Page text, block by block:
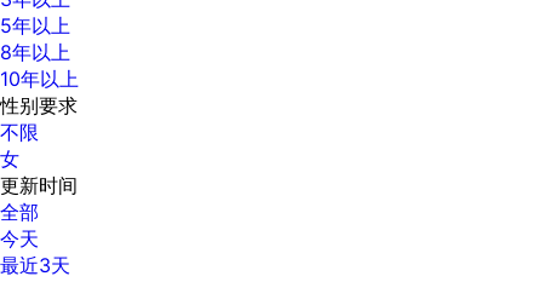
5年以上
8年以上
10年以上
性别要求
不限
女
更新时间
全部
今天
最近3天